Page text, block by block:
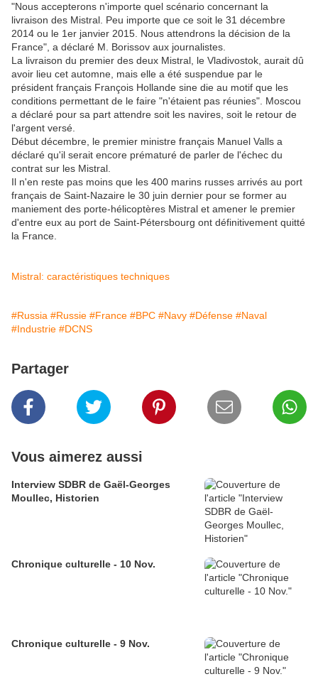
"Nous accepterons n'importe quel scénario concernant la
livraison des Mistral. Peu importe que ce soit le 31 décembre
2014 ou le 1er janvier 2015. Nous attendrons la décision de la
France", a déclaré M. Borissov aux journalistes.
La livraison du premier des deux Mistral, le Vladivostok, aurait dû
avoir lieu cet automne, mais elle a été suspendue par le
président français François Hollande sine die au motif que les
conditions permettant de le faire "n'étaient pas réunies". Moscou
a déclaré pour sa part attendre soit les navires, soit le retour de
l'argent versé.
Début décembre, le premier ministre français Manuel Valls a
déclaré qu'il serait encore prématuré de parler de l'échec du
contrat sur les Mistral.
Il n'en reste pas moins que les 400 marins russes arrivés au port
français de Saint-Nazaire le 30 juin dernier pour se former au
maniement des porte-hélicoptères Mistral et amener le premier
d'entre eux au port de Saint-Pétersbourg ont définitivement quitté
la France.
Mistral: caractéristiques techniques
#Russia #Russie #France #BPC #Navy #Défense #Naval
#Industrie #DCNS
Partager
Vous aimerez aussi
Interview SDBR de Gaël-Georges
Moullec, Historien
Chronique culturelle - 10 Nov.
Chronique culturelle - 9 Nov.